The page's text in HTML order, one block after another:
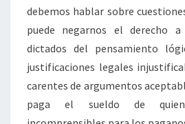
debemos hablar sobre
puede negarnos el derecho
dictados del pensamiento
justificaciones legales
carentes de argumentos
paga el sueldo de